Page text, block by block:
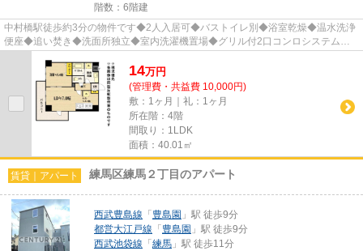
階数：6階建
中村橋駅徒歩約3分の物件です◆2人入居可◆バストイレ別◆浴室乾燥◆温水洗浄
便座◆追い焚き◆洗面所独立◆室内洗濯機置場◆グリル付2口コンロシステムキ
14万円
(管理費・共益費 10,000円)
敷：1ヶ月｜礼：1ヶ月
所在階：4階
間取り：1LDK
面積：40.01㎡
賃貸｜アパート 練馬区練馬２丁目のアパート
西武豊島線 「 豊島園 」駅 徒歩9分
都営大江戸線 「 豊島園 」駅 徒歩9分
西武池袋線 「 練馬 」駅 徒歩11分